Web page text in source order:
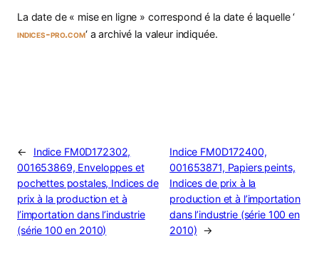
La date de « mise en ligne » correspond é la date é laquelle ‘
indices-pro.com‘ a archivé la valeur indiquée.
←
Indice FM0D172302,
001653869, Enveloppes et
pochettes postales, Indices de
prix à la production et à
l’importation dans l’industrie
(série 100 en 2010)
Indice FM0D172400,
001653871, Papiers peints,
Indices de prix à la
production et à l’importation
dans l’industrie (série 100 en
2010) →